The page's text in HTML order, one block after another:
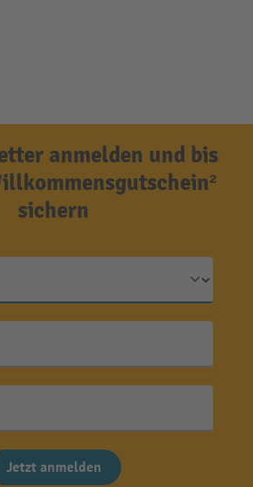
anmelden und bis
sichern
Jetzt anmelden